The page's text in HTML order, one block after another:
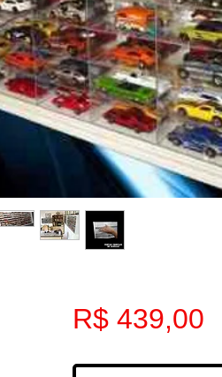
R$ 439,00